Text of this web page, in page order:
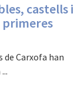
castells i
primeres
de Carxofa han